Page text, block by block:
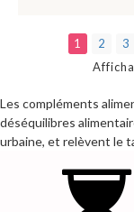
1 2 3
Les compléments
déséquilibres
urbaine, et relèvent le